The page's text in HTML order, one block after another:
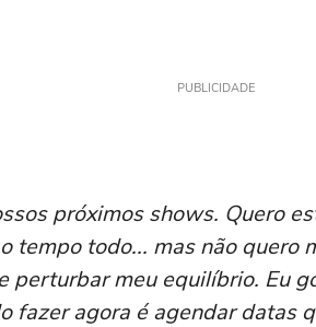
PUBLICIDADE
próximos shows. Quero
tempo todo... mas não quero
perturbar meu equilíbrio. Eu
fazer agora é agendar datas